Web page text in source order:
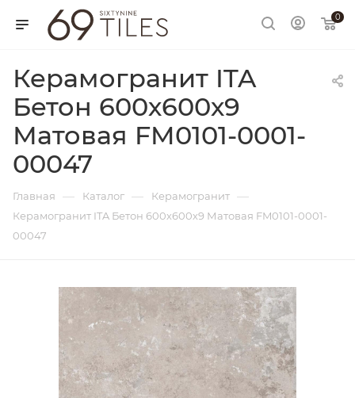
0
Керамогранит ITA
Бетон 600х600х9
Матовая FM0101-0001-
00047
Главная — Каталог — Керамогранит —
Керамогранит ITA Бетон 600х600х9 Матовая FM0101-0001-
00047